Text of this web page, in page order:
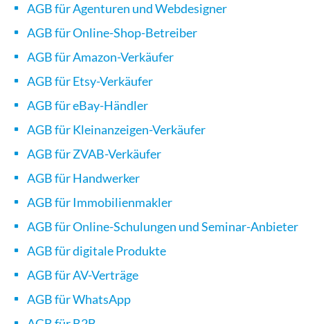
AGB für Agenturen und Webdesigner
AGB für Online-Shop-Betreiber
AGB für Amazon-Verkäufer
AGB für Etsy-Verkäufer
AGB für eBay-Händler
AGB für Kleinanzeigen-Verkäufer
AGB für ZVAB-Verkäufer
AGB für Handwerker
AGB für Immobilienmakler
AGB für Online-Schulungen und Seminar-Anbieter
AGB für digitale Produkte
AGB für AV-Verträge
AGB für WhatsApp